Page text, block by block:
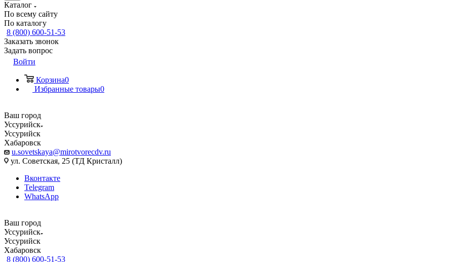
Каталог
По всему сайту
По каталогу
8 (800) 600-51-53
Заказать звонок
Задать вопрос
Войти
Корзина0
Избранные товары0
Ваш город
Уссурийск
Уссурийск
Хабаровск
u.sovetskaya@mirotvorecdv.ru
ул. Советская, 25 (ТД Кристалл)
Вконтакте
Telegram
WhatsApp
Ваш город
Уссурийск
Уссурийск
Хабаровск
8 (800) 600-51-53